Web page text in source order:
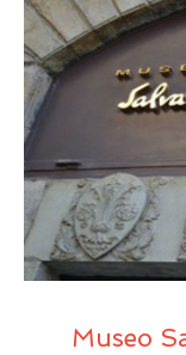
Museo